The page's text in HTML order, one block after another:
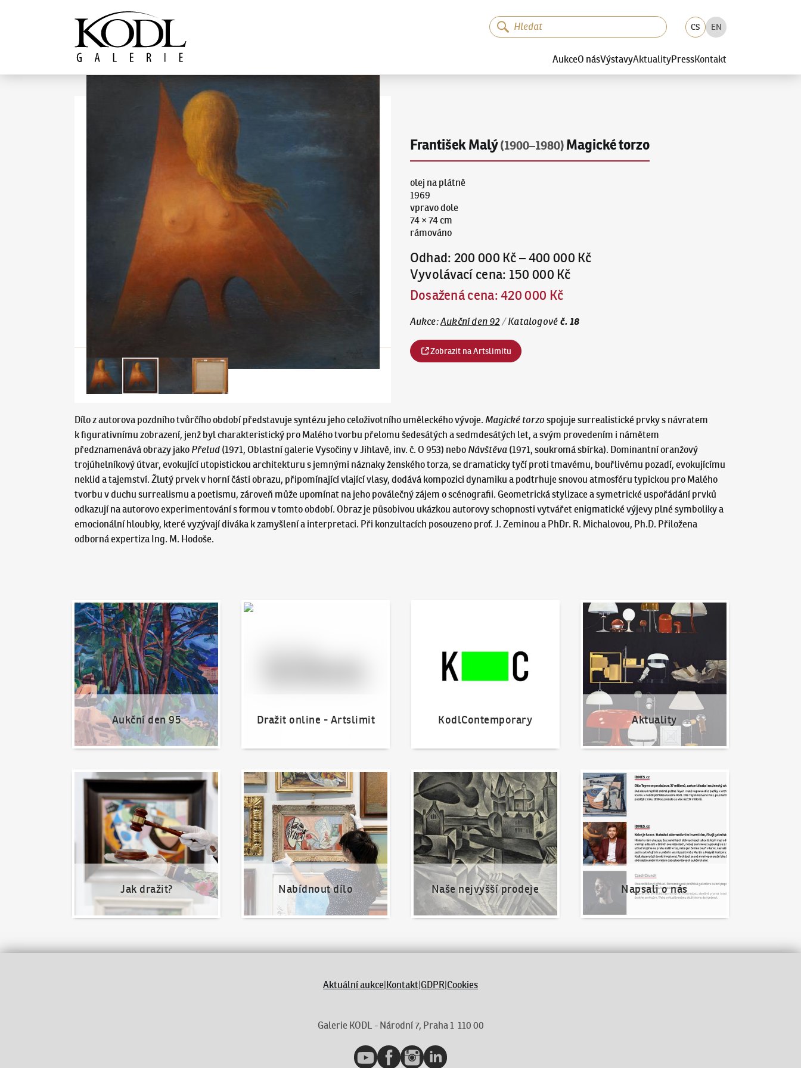
Galerie KODL
CS EN
AukceO násVýstavyAktualityPressKontakt
František Malý(1900–1980) Magické torzo
olej na plátně
1969
vpravo dole
74 × 74 cm
rámováno
Odhad: 200 000 Kč–400 000 Kč
Vyvolávací cena: 150 000 Kč
Dosažená cena:420 000 Kč
Aukce:Aukční den 92/Katalogové č.18
Zobrazit na Artslimitu
Dílo z autorova pozdního tvůrčího období představuje syntézu jeho celoživotního uměleckého vývoje. Magické torzo spojuje surrealistické prvky s návratem
k figurativnímu zobrazení, jenž byl charakteristický pro Malého tvorbu přelomu šedesátých a sedmdesátých let, a svým provedením i námětem
předznamenává obrazy jako Přelud (1971, Oblastní galerie Vysočiny v Jihlavě, inv. č. O 953) nebo Návštěva (1971, soukromá sbírka). Dominantní oranžový
trojúhelníkový útvar, evokující utopistickou architekturu s jemnými náznaky ženského torza, se dramaticky tyčí proti tmavému, bouřlivému pozadí, evokujícímu
neklid a tajemství. Žlutý prvek v horní části obrazu, připomínající vlající vlasy, dodává kompozici dynamiku a podtrhuje snovou atmosféru typickou pro Malého
tvorbu v duchu surrealismu a poetismu, zároveň může upomínat na jeho poválečný zájem o scénografii. Geometrická stylizace a symetrické uspořádání prvků
odkazují na autorovo experimentování s formou v tomto období. Obraz je působivou ukázkou autorovy schopnosti vytvářet enigmatické výjevy plné symboliky a
emocionální hloubky, které vyzývají diváka k zamyšlení a interpretaci. Při konzultacích posouzeno prof. J. Zeminou a PhDr. R. Michalovou, Ph.D. Přiložena
odborná expertiza Ing. M. Hodoše.
Aukční den 95
Aukční den 95
Dražit online - Artslimit
Dražit online - Artslimit
KodlContemporary Aktuality
Aktuality
Jak dražit?
Jak dražit?
Nabídnout dílo
Nabídnout dílo
Naše nejvyšší prodeje
Naše nejvyšší prodeje
Napsali o nás
Napsali o nás
Aktuální aukce|Kontakt|GDPR|Cookies
Galerie KODL - Národní 7, Praha 1 110 00
YouTubeFacebookInstagramLinkedIn